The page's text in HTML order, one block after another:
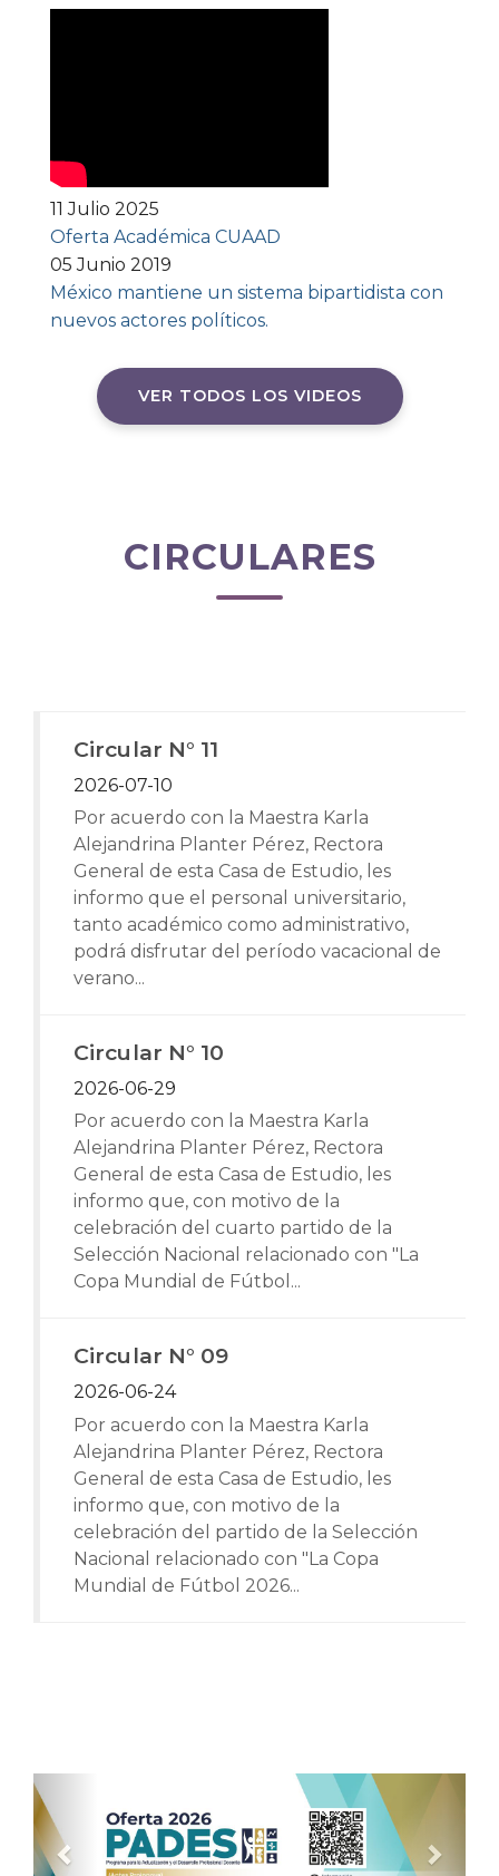
11 Julio 2025
Oferta Académica CUAAD
05 Junio 2019
México mantiene un sistema bipartidista con
nuevos actores políticos.
VER TODOS LOS VIDEOS
CIRCULARES
Circular N° 11
2026-07-10
Por acuerdo con la Maestra Karla
Alejandrina Planter Pérez, Rectora
General de esta Casa de Estudio, les
informo que el personal universitario,
tanto académico como administrativo,
podrá disfrutar del período vacacional de
verano...
Circular N° 10
2026-06-29
Por acuerdo con la Maestra Karla
Alejandrina Planter Pérez, Rectora
General de esta Casa de Estudio, les
informo que, con motivo de la
celebración del cuarto partido de la
Selección Nacional relacionado con "La
Copa Mundial de Fútbol...
Circular N° 09
2026-06-24
Por acuerdo con la Maestra Karla
Alejandrina Planter Pérez, Rectora
General de esta Casa de Estudio, les
informo que, con motivo de la
celebración del partido de la Selección
Nacional relacionado con "La Copa
Mundial de Fútbol 2026...